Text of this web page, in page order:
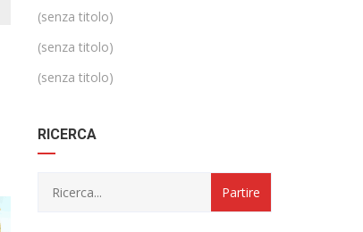
(senza titolo)
(senza titolo)
(senza titolo)
RICERCA